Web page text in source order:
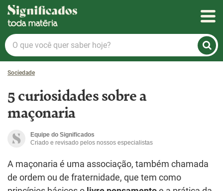
Significados
O
que
você
quer
hoje?
Sociedade
5 curiosidades sobre a
maçonaria
Equipe do Significados
Criado e revisado pelos nossos especialistas
A maçonaria é uma associação, também chamada
de ordem ou de fraternidade, que tem como